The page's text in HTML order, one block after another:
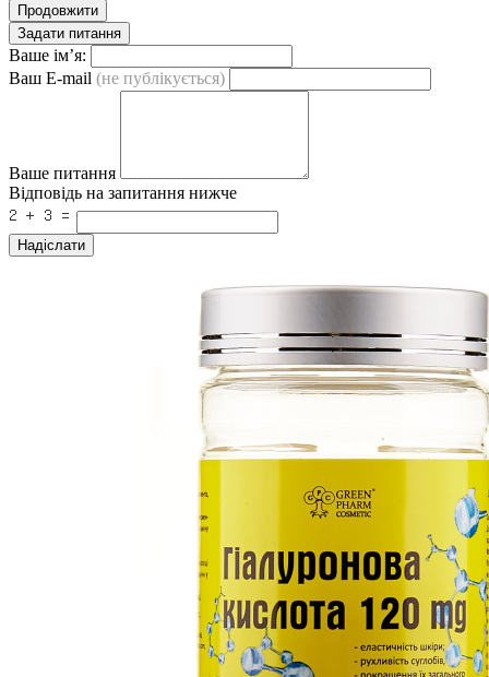
Продовжити
Задати питання
Ваше ім’я:
Ваш E-mail (не публікується)
Ваше питання
Відповідь на запитання нижче
Надіслати